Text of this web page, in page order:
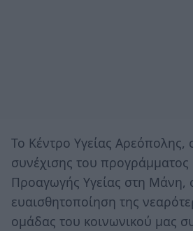
Το Κέντρο Υγείας Αρεόπολης,
συνέχισης του
Προαγωγής Υγείας στη Μάνη,
ευαισθητοποίηση της
ομάδας του κοινωνικού μας